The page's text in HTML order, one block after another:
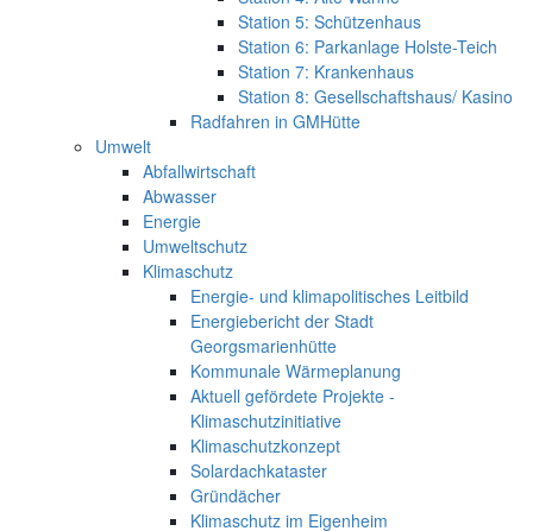
Station 5: Schützenhaus
Station 6: Parkanlage Holste-Teich
Station 7: Krankenhaus
Station 8: Gesellschaftshaus/ Kasino
Radfahren in GMHütte
Umwelt
Abfallwirtschaft
Abwasser
Energie
Umweltschutz
Klimaschutz
Energie- und klimapolitisches Leitbild
Energiebericht der Stadt
Georgsmarienhütte
Kommunale Wärmeplanung
Aktuell gefördete Projekte -
Klimaschutzinitiative
Klimaschutzkonzept
Solardachkataster
Gründächer
Klimaschutz im Eigenheim